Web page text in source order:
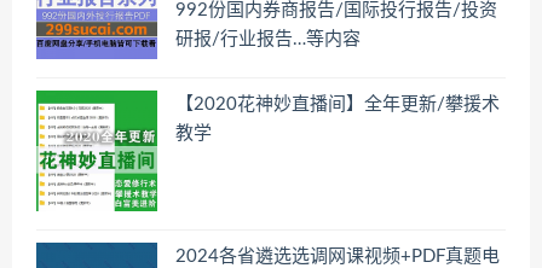
992份国内券商报告/国际投行报告/投资
研报/行业报告…等内容
【2020花神妙直播间】全年更新/攀援术
教学
2024各省遴选选调网课视频+PDF真题电